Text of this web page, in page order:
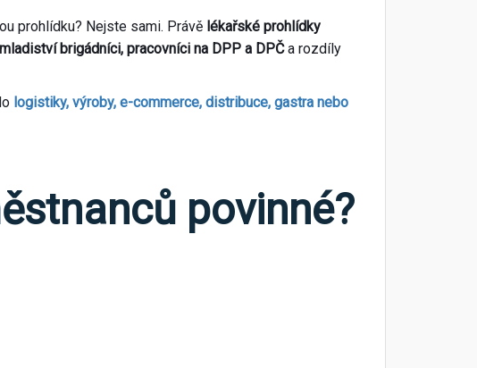
prohlídku? Nejste sami. Právě lékařské prohlídky
mladiství brigádníci, pracovníci na DPP a DPČa rozdíly
logistiky, výroby, e-commerce, distribuce, gastra nebo
povinné?